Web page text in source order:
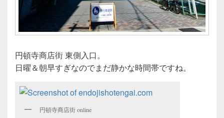
円頓寺商店街 東側入口。
日曜＆朝早すぎなのでまだ静かな時間帯ですね。
円頓寺商店街 online